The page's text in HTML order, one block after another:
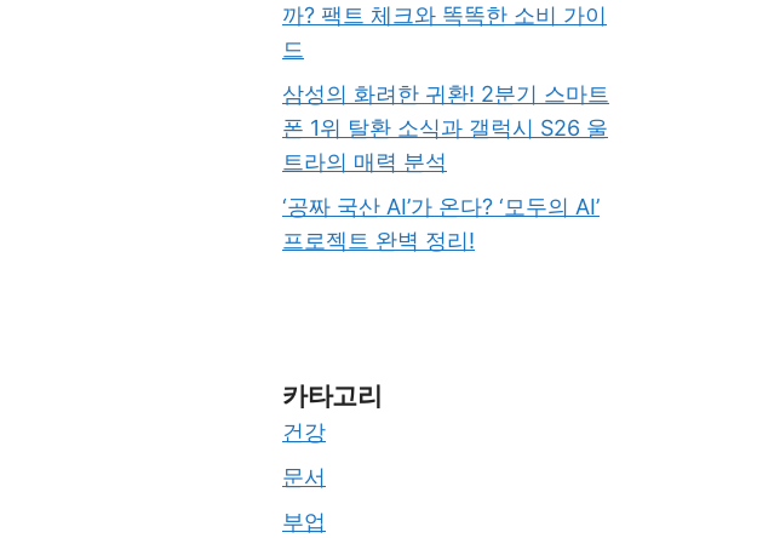
까? 팩트 체크와 똑똑한 소비 가이
드
삼성의 화려한 귀환! 2분기 스마트
폰 1위 탈환 소식과 갤럭시 S26 울
트라의 매력 분석
‘공짜 국산 AI’가 온다? ‘모두의 AI’
프로젝트 완벽 정리!
카타고리
건강
문서
부업